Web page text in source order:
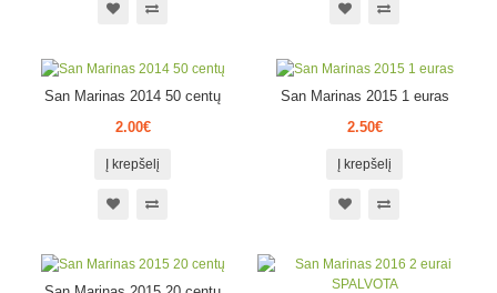
San Marinas 2014 50 centų
2.00€
Į krepšelį
San Marinas 2015 1 euras
2.50€
Į krepšelį